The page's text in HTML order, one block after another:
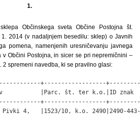
1.
Občinskega sveta Občine Postojna št.
2014 (v nadaljnjem besedilu: sklep) o Javnih
pomena, namenjenih uresničevanju javnega
v Občini Postojna, in sicer se pri nepremičnini –
2 spremeni navedba, ki se pravilno glasi:
+------------------
|Parc. št. ter k.o.|ID znak
+------------------
4,   |1523/10, k.o. 2490|2490-